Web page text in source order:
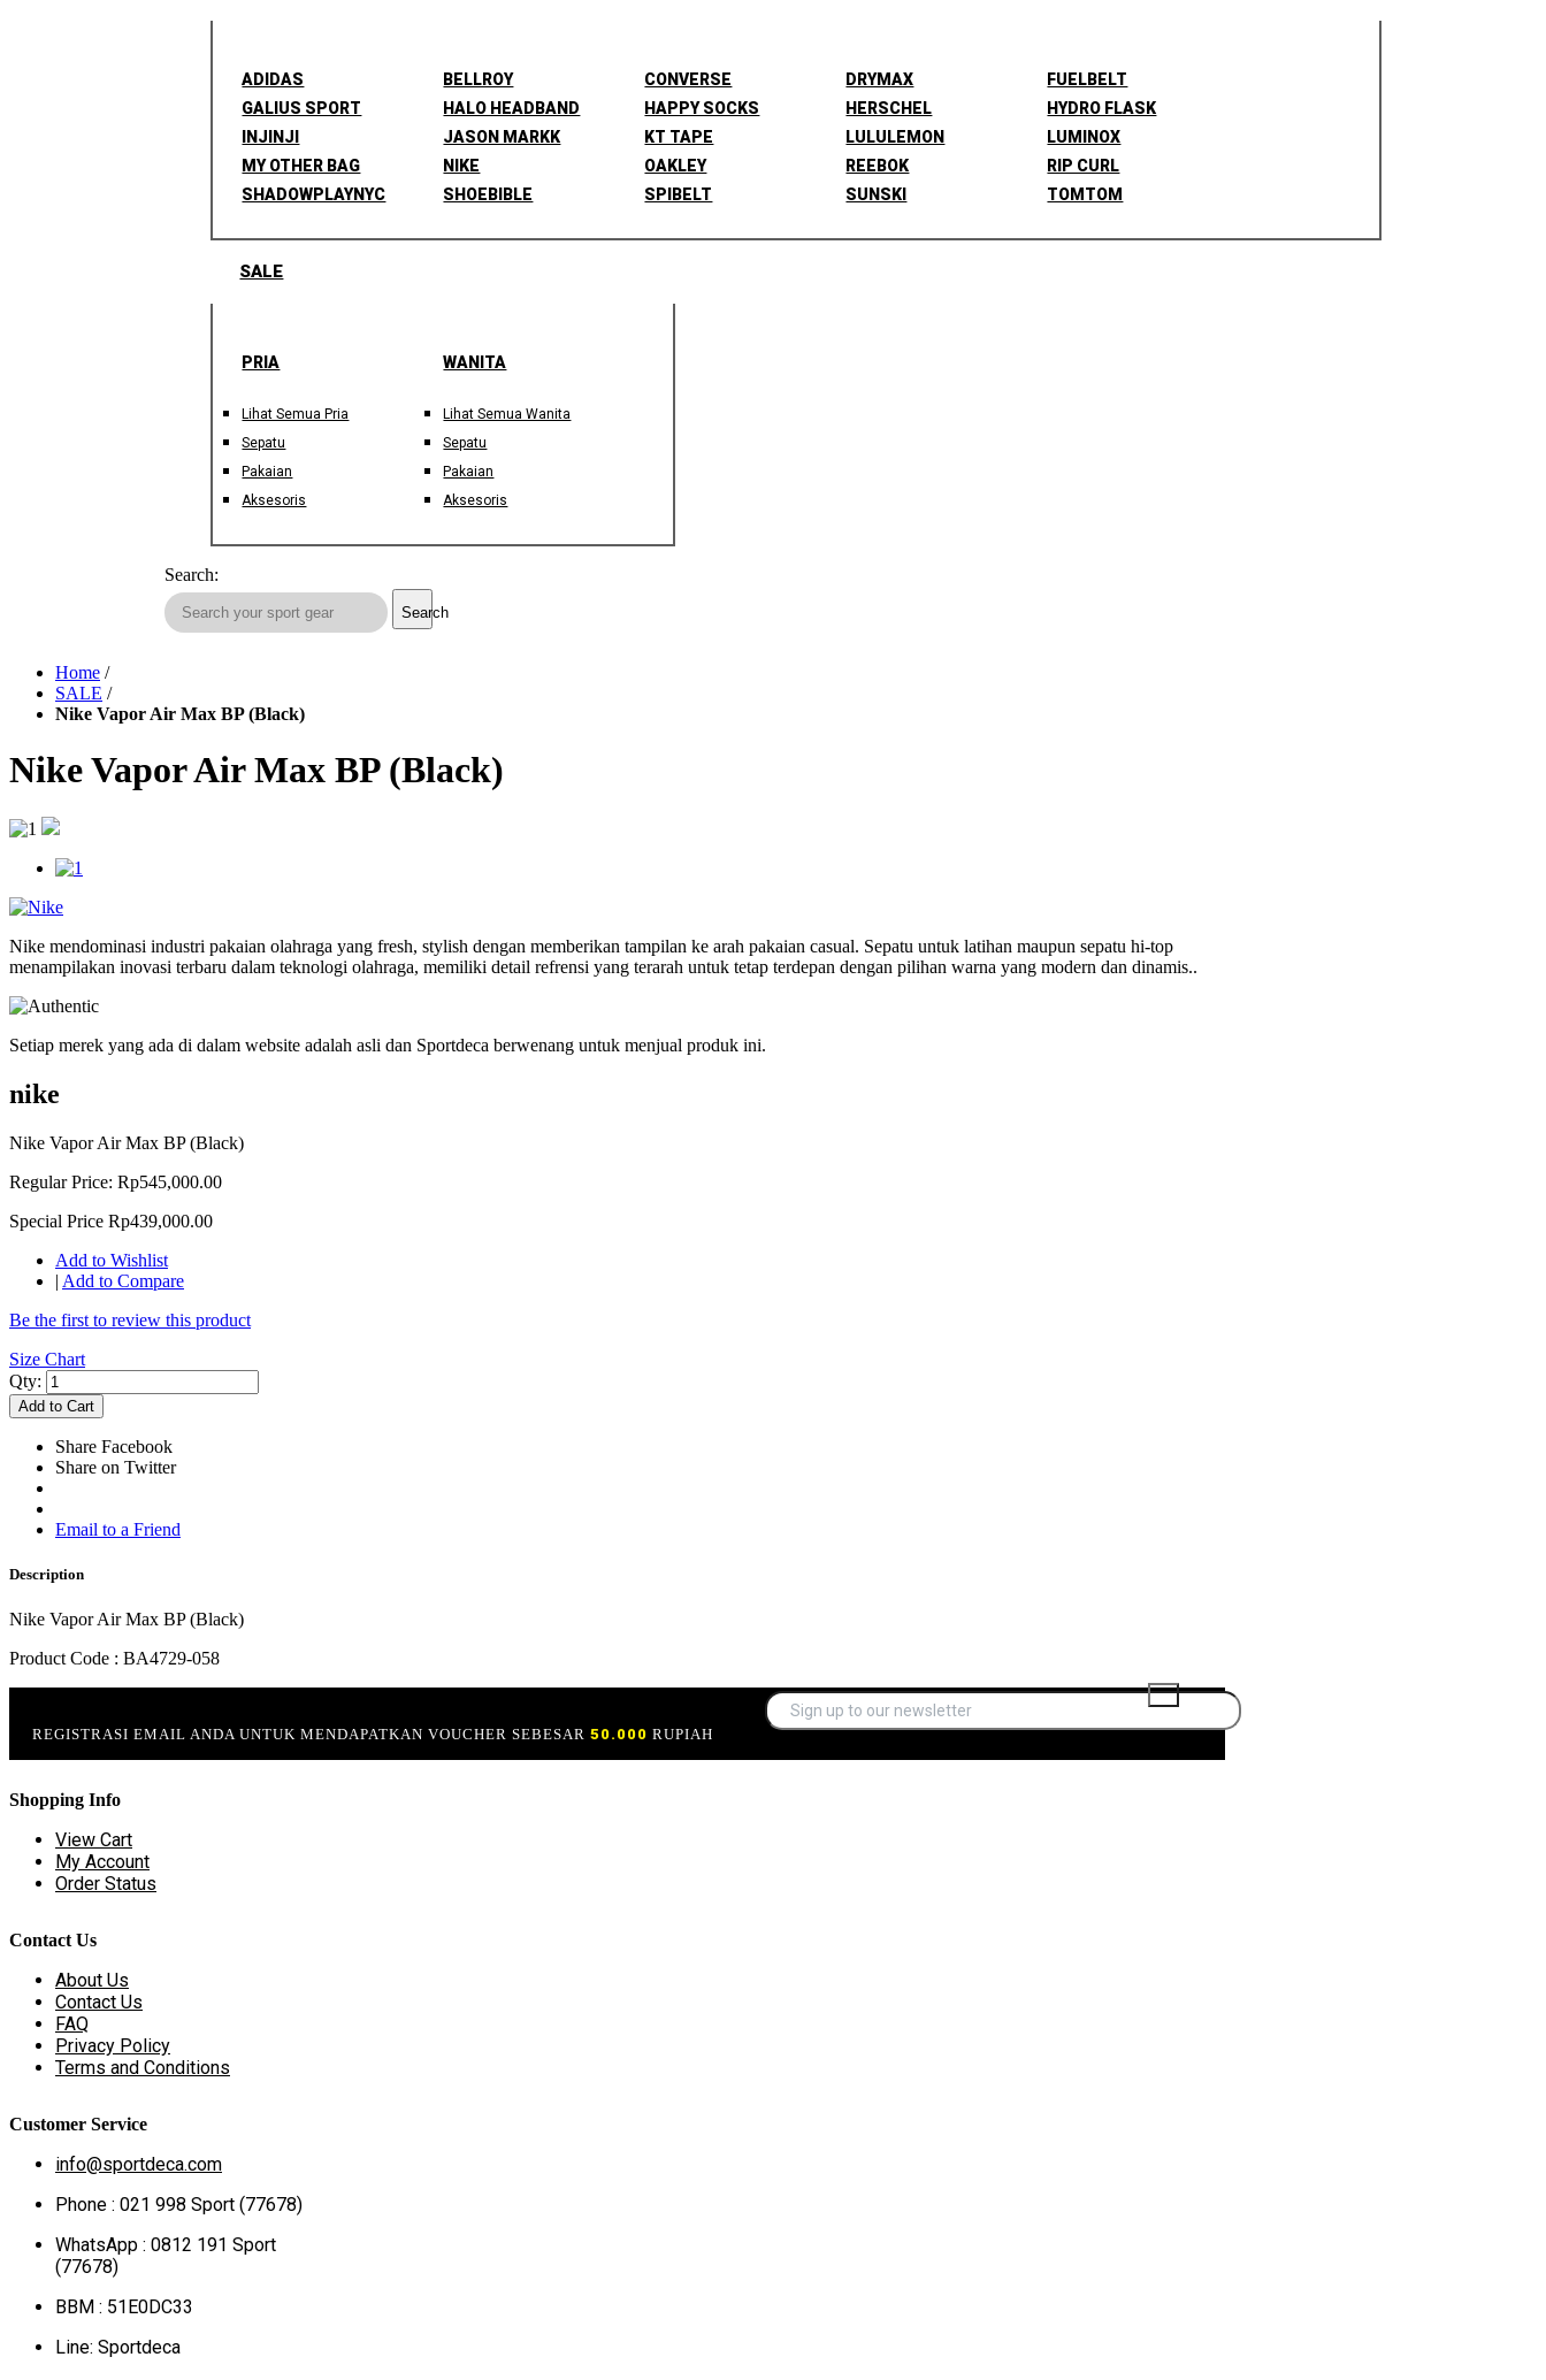
ADIDAS BELLROY CONVERSE DRYMAX
FUELBELT
GALIUS SPORT
HALO HEADBAND HAPPY SOCKS HERSCHEL
HYDRO FLASK
INJINJI
JASON MARKK KT TAPE LULULEMON
LUMINOX
MY OTHER BAG
NIKE OAKLEY REEBOK
RIP CURL
SHADOWPLAYNYC
SHOEBIBLE SPIBELT SUNSKI TOMTOM
SALE
PRIA
Lihat Semua Pria
Sepatu
Pakaian
Aksesoris
WANITA
Lihat Semua Wanita
Sepatu
Pakaian
Aksesoris
Search:
Search
Home /
SALE /
Nike Vapor Air Max BP (Black)
Nike Vapor Air Max BP (Black)
Nike mendominasi industri pakaian olahraga yang fresh, stylish dengan memberikan tampilan ke arah pakaian casual. Sepatu untuk latihan maupun sepatu hi-top
menampilakan inovasi terbaru dalam teknologi olahraga, memiliki detail refrensi yang terarah untuk tetap terdepan dengan pilihan warna yang modern dan dinamis..
Setiap merek yang ada di dalam website adalah asli dan Sportdeca berwenang untuk menjual produk ini.
nike
Nike Vapor Air Max BP (Black)
Regular Price: Rp545,000.00
Special Price Rp439,000.00
Add to Wishlist
| Add to Compare
Be the first to review this product
Size Chart
Qty:
Add to Cart
Share Facebook
Share on Twitter
Email to a Friend
Description
Nike Vapor Air Max BP (Black)
Product Code : BA4729-058
REGISTRASI EMAIL ANDA UNTUK MENDAPATKAN VOUCHER SEBESAR 50.000 RUPIAH
Shopping Info
View Cart
My Account
Order Status
Contact Us
About Us
Contact Us
FAQ
Privacy Policy
Terms and Conditions
Customer Service
info@sportdeca.com
Phone : 021 998 Sport (77678)
WhatsApp : 0812 191 Sport
(77678)
BBM : 51E0DC33
Line: Sportdeca